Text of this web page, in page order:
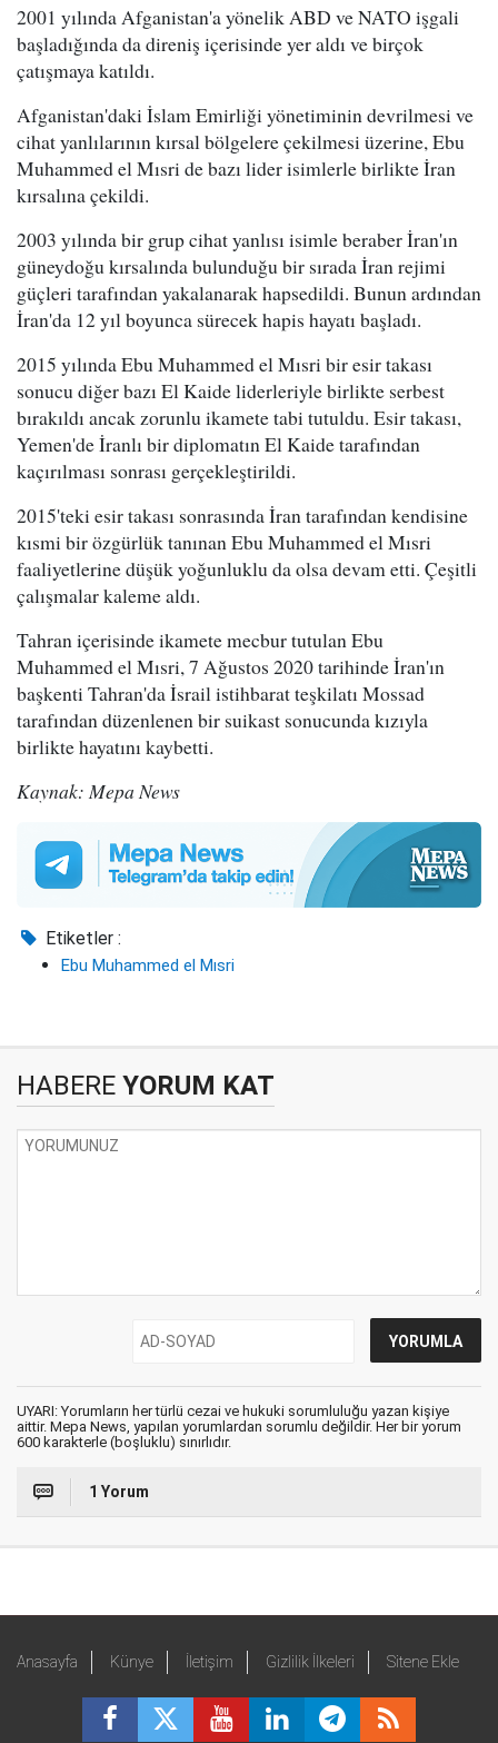
2001 yılında Afganistan'a yönelik ABD ve NATO işgali
başladığında da direniş içerisinde yer aldı ve birçok
çatışmaya katıldı.
Afganistan'daki İslam Emirliği yönetiminin devrilmesi ve
cihat yanlılarının kırsal bölgelere çekilmesi üzerine, Ebu
Muhammed el Mısri de bazı lider isimlerle birlikte İran
kırsalına çekildi.
2003 yılında bir grup cihat yanlısı isimle beraber İran'ın
güneydoğu kırsalında bulunduğu bir sırada İran rejimi
güçleri tarafından yakalanarak hapsedildi. Bunun ardından
İran'da 12 yıl boyunca sürecek hapis hayatı başladı.
2015 yılında Ebu Muhammed el Mısri bir esir takası
sonucu diğer bazı El Kaide liderleriyle birlikte serbest
bırakıldı ancak zorunlu ikamete tabi tutuldu. Esir takası,
Yemen'de İranlı bir diplomatın El Kaide tarafından
kaçırılması sonrası gerçekleştirildi.
2015'teki esir takası sonrasında İran tarafından kendisine
kısmi bir özgürlük tanınan Ebu Muhammed el Mısri
faaliyetlerine düşük yoğunluklu da olsa devam etti. Çeşitli
çalışmalar kaleme aldı.
Tahran içerisinde ikamete mecbur tutulan Ebu
Muhammed el Mısri, 7 Ağustos 2020 tarihinde İran'ın
başkenti Tahran'da İsrail istihbarat teşkilatı Mossad
tarafından düzenlenen bir suikast sonucunda kızıyla
birlikte hayatını kaybetti.
Kaynak: Mepa News
Etiketler :
Ebu Muhammed el Mısri
HABERE YORUM KAT
UYARI: Yorumların her türlü cezai ve hukuki sorumluluğu yazan kişiye
aittir. Mepa News, yapılan yorumlardan sorumlu değildir. Her bir yorum
600 karakterle (boşluklu) sınırlıdır.
1 Yorum
Anasayfa Künye İletişim Gizlilik İlkeleri Sitene Ekle